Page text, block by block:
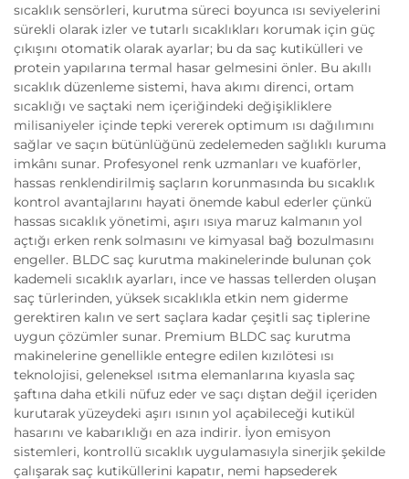
sıcaklık sensörleri, kurutma süreci boyunca ısı seviyelerini
sürekli olarak izler ve tutarlı sıcaklıkları korumak için güç
çıkışını otomatik olarak ayarlar; bu da saç kutikülleri ve
protein yapılarına termal hasar gelmesini önler. Bu akıllı
sıcaklık düzenleme sistemi, hava akımı direnci, ortam
sıcaklığı ve saçtaki nem içeriğindeki değişikliklere
milisaniyeler içinde tepki vererek optimum ısı dağılımını
sağlar ve saçın bütünlüğünü zedelemeden sağlıklı kuruma
imkânı sunar. Profesyonel renk uzmanları ve kuaförler,
hassas renklendirilmiş saçların korunmasında bu sıcaklık
kontrol avantajlarını hayati önemde kabul ederler çünkü
hassas sıcaklık yönetimi, aşırı ısıya maruz kalmanın yol
açtığı erken renk solmasını ve kimyasal bağ bozulmasını
engeller. BLDC saç kurutma makinelerinde bulunan çok
kademeli sıcaklık ayarları, ince ve hassas tellerden oluşan
saç türlerinden, yüksek sıcaklıkla etkin nem giderme
gerektiren kalın ve sert saçlara kadar çeşitli saç tiplerine
uygun çözümler sunar. Premium BLDC saç kurutma
makinelerine genellikle entegre edilen kızılötesi ısı
teknolojisi, geleneksel ısıtma elemanlarına kıyasla saç
şaftına daha etkili nüfuz eder ve saçı dıştan değil içeriden
kurutarak yüzeydeki aşırı ısının yol açabileceği kutikül
hasarını ve kabarıklığı en aza indirir. İyon emisyon
sistemleri, kontrollü sıcaklık uygulamasıyla sinerjik şekilde
çalışarak saç kutiküllerini kapatır, nemi hapsederek